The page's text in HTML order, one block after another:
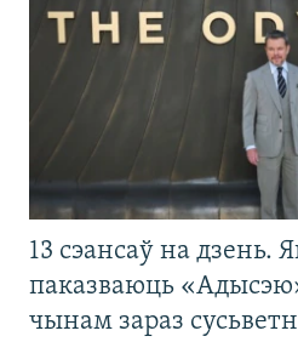
13 сэансаў на дзень.
паказваюць
чынам зараз